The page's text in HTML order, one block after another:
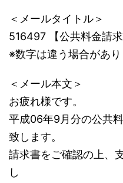
＜メールタイトル＞
516497 【公共料金請
※数字は違う場合があり
＜メール本文＞
お疲れ様です。
平成06年9月分の公共
致します。
請求書をご確認の上、
し